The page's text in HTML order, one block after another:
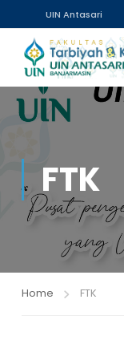
UIN Antasari
FTK
Home FTK